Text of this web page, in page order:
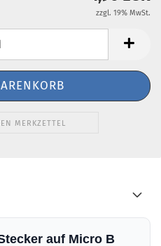
zzgl. 19% MwSt.
MERKZETTEL
auf Micro B